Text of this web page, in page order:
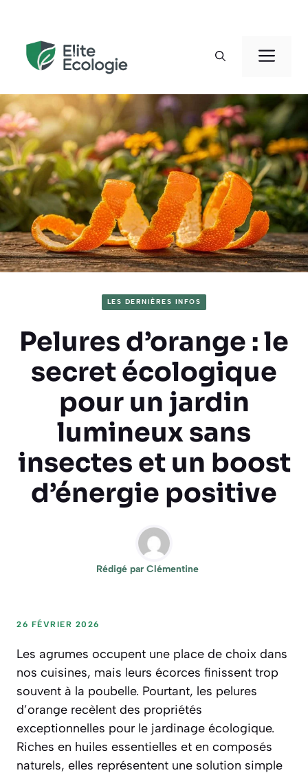
contenu
LES DERNIÈRES INFOS
Pelures d’orange : le
secret écologique
pour un jardin
lumineux sans
insectes et un boost
d’énergie positive
Rédigé par Clémentine
26 FÉVRIER 2026
Les agrumes occupent une place de choix dans
nos cuisines, mais leurs écorces finissent trop
souvent à la poubelle. Pourtant, les pelures
d’orange recèlent des propriétés
exceptionnelles pour le jardinage écologique.
Riches en huiles essentielles et en composés
naturels, elles représentent une solution simple